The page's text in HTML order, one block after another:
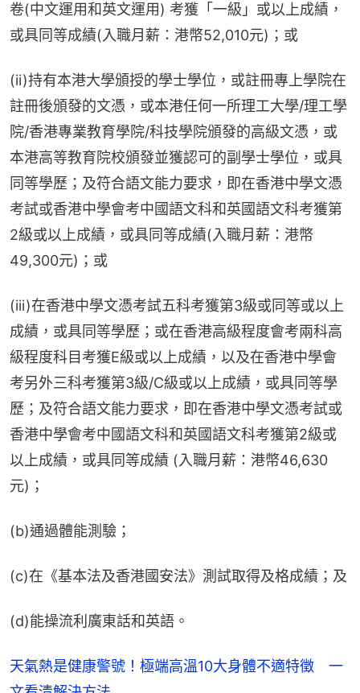
卷(中文運用和英文運用) 考獲「一級」或以上成績，
或具同等成績(入職月薪：港幣52,010元)；或
(ii)持有本港大學頒授的學士學位，或註冊專上學院在
註冊後頒發的文憑，或本港任何一所理工大學/理工學
院/香港專業教育學院/科技學院頒發的高級文憑，或
本港高等教育院校頒發並獲認可的副學士學位，或具
同等學歷；及符合語文能力要求，即在香港中學文憑
考試或香港中學會考中國語文科和英國語文科考獲第
2級或以上成績，或具同等成績(入職月薪：港幣
49,300元)；或
(iii)在香港中學文憑考試五科考獲第3級或同等或以上
成績，或具同等學歷；或在香港高級程度會考兩科高
級程度科目考獲E級或以上成績，以及在香港中學會
考另外三科考獲第3級/C級或以上成績，或具同等學
歷；及符合語文能力要求，即在香港中學文憑考試或
香港中學會考中國語文科和英國語文科考獲第2級或
以上成績，或具同等成績 (入職月薪：港幣46,630
元)；
(b)通過體能測驗；
(c)在《基本法及香港國安法》測試取得及格成績；及
(d)能操流利廣東話和英語。
天氣熱是健康警號！極端高溫10大身體不適特徵 一